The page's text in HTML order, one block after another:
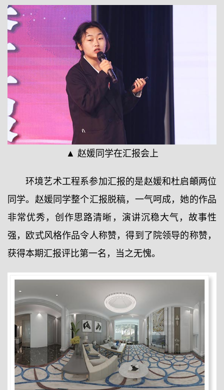
▲ 赵媛同学在汇报会上
环境艺术工程系参加汇报的是赵媛和杜启頔两位
同学。赵媛同学整个汇报脱稿，一气呵成，她的作品
非常优秀，创作思路清晰，演讲沉稳大气，故事性
强，欧式风格作品令人称赞，得到了院领导的称赞，
获得本期汇报评比第一名，当之无愧。